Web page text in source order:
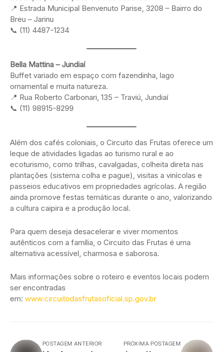
📍 Estrada Municipal Benvenuto Parise, 3208 – Bairro do
Breu – Jarinu
📞 (11) 4487-1234
Bella Mattina – Jundiaí
Buffet variado em espaço com fazendinha, lago
ornamental e muita natureza.
📍 Rua Roberto Carbonari, 135 – Traviú, Jundiaí
📞 (11) 98915-8299
Além dos cafés coloniais, o Circuito das Frutas oferece um
leque de atividades ligadas ao turismo rural e ao
ecoturismo, como trilhas, cavalgadas, colheita direta nas
plantações (sistema colha e pague), visitas a vinícolas e
passeios educativos em propriedades agrícolas. A região
ainda promove festas temáticas durante o ano, valorizando
a cultura caipira e a produção local.
Para quem deseja desacelerar e viver momentos
autênticos com a família, o Circuito das Frutas é uma
alternativa acessível, charmosa e saborosa.
Mais informações sobre o roteiro e eventos locais podem
ser encontradas
em: www.circuitodasfrutasoficial.sp.gov.br
POSTAGEM ANTERIOR PRÓXIMA POSTAGEM